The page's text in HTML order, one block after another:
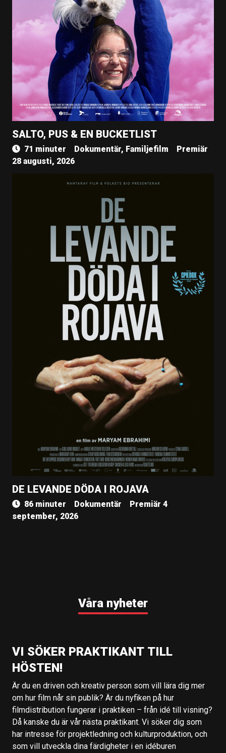
SALTO, PUS & EN BUCKETLIST
71 minuter Dokumentär, Familjefilm
Premiär
28 augusti, 2026
DE LEVANDE DÖDA I ROJAVA
86 minuter Dokumentär
Premiär 4
september, 2026
Våra nyheter
VI SÖKER PRAKTIKANT TILL
HÖSTEN!
Är du en driven och kreativ person som vill lära dig mer
om hur film når sin publik? Är du nyfiken på hur
filmdistribution fungerar i praktiken – från idé till visning?
Då kanske du är vår nästa praktikant. Vi söker dig som
har intresse för projektledning och kulturproduktion, och
som vill utveckla dina färdigheter i en idéburen